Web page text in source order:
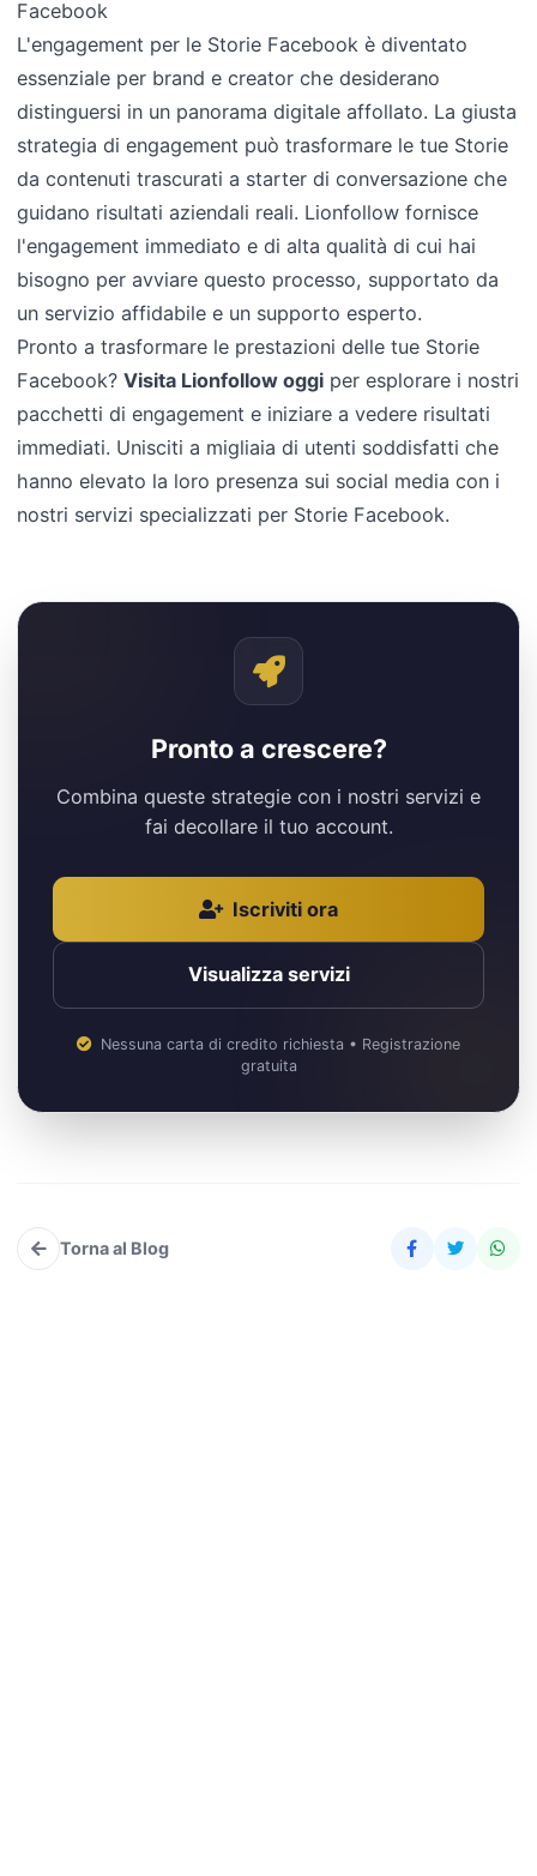
Facebook
L'engagement per le Storie Facebook è diventato
essenziale per brand e creator che desiderano
distinguersi in un panorama digitale affollato. La giusta
strategia di engagement può trasformare le tue Storie
da contenuti trascurati a starter di conversazione che
guidano risultati aziendali reali. Lionfollow fornisce
l'engagement immediato e di alta qualità di cui hai
bisogno per avviare questo processo, supportato da
un servizio affidabile e un supporto esperto.
Pronto a trasformare le prestazioni delle tue Storie
Facebook?Visita Lionfollow oggi per esplorare i nostri
pacchetti di engagement e iniziare a vedere risultati
immediati. Unisciti a migliaia di utenti soddisfatti che
hanno elevato la loro presenza sui social media con i
nostri servizi specializzati per Storie Facebook.
Pronto a crescere?
Combina queste strategie con i nostri servizi e
fai decollare il tuo account.
Iscriviti ora
Visualizza servizi
Nessuna carta di credito richiesta • Registrazione
gratuita
Torna al Blog